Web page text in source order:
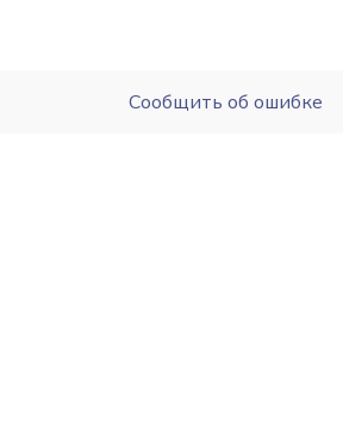
Сообщить об ошибке